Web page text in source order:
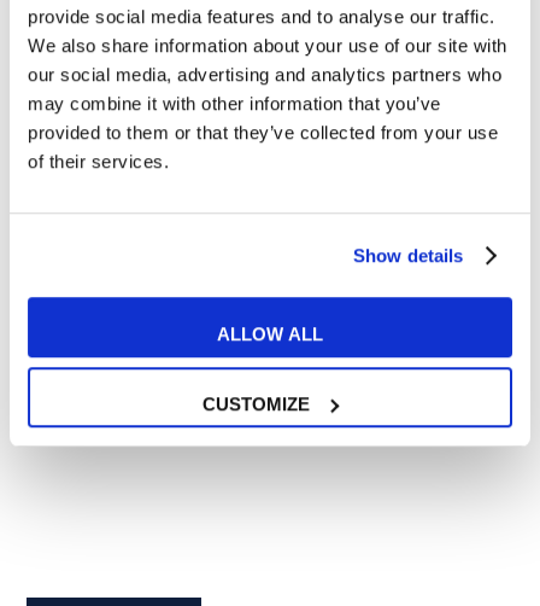
provide social media features and to analyse our traffic.
We also share information about your use of our site with
our social media, advertising and analytics partners who
may combine it with other information that you’ve
provided to them or that they’ve collected from your use
of their services.
Show details
ALLOW ALL
CUSTOMIZE
Articoli correlati
13